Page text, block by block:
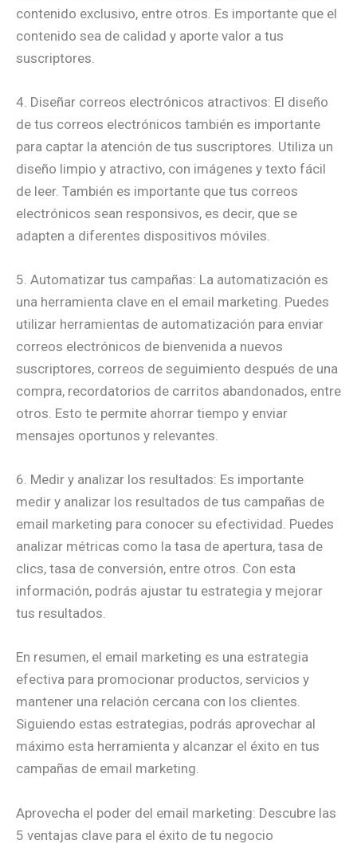
contenido exclusivo, entre otros. Es importante que el
contenido sea de calidad y aporte valor a tus
suscriptores.
4. Diseñar correos electrónicos atractivos: El diseño
de tus correos electrónicos también es importante
para captar la atención de tus suscriptores. Utiliza un
diseño limpio y atractivo, con imágenes y texto fácil
de leer. También es importante que tus correos
electrónicos sean responsivos, es decir, que se
adapten a diferentes dispositivos móviles.
5. Automatizar tus campañas: La automatización es
una herramienta clave en el email marketing. Puedes
utilizar herramientas de automatización para enviar
correos electrónicos de bienvenida a nuevos
suscriptores, correos de seguimiento después de una
compra, recordatorios de carritos abandonados, entre
otros. Esto te permite ahorrar tiempo y enviar
mensajes oportunos y relevantes.
6. Medir y analizar los resultados: Es importante
medir y analizar los resultados de tus campañas de
email marketing para conocer su efectividad. Puedes
analizar métricas como la tasa de apertura, tasa de
clics, tasa de conversión, entre otros. Con esta
información, podrás ajustar tu estrategia y mejorar
tus resultados.
En resumen, el email marketing es una estrategia
efectiva para promocionar productos, servicios y
mantener una relación cercana con los clientes.
Siguiendo estas estrategias, podrás aprovechar al
máximo esta herramienta y alcanzar el éxito en tus
campañas de email marketing.
Aprovecha el poder del email marketing: Descubre las
5 ventajas clave para el éxito de tu negocio